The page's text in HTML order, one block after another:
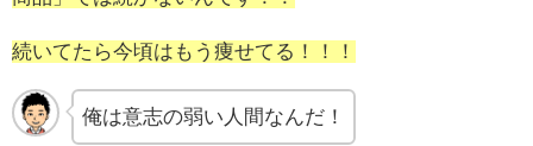
続いてたら今頃はもう痩せてる！！！
俺は意志の弱い人間なんだ！